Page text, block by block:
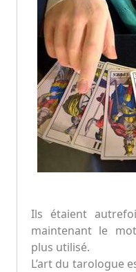
Ils étaient
maintenant le
plus utilisé.
L’art du tarologue